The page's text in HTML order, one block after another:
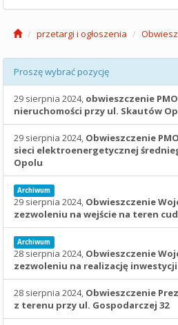
przetargi i ogłoszenia
Proszę wybrać pozycję
29 sierpnia 2024, obwieszczenie
nieruchomości przy ul. Skautów
29 sierpnia 2024, Obwieszczenie
sieci elektroenergetycznej
Opolu
Archiwum
29 sierpnia 2024, Obwieszczenie
zezwoleniu na wejście na teren
Archiwum
28 sierpnia 2024, Obwieszczenie
zezwoleniu na realizację
28 sierpnia 2024, Obwieszczenie
z terenu przy ul. Gospodarczej 32